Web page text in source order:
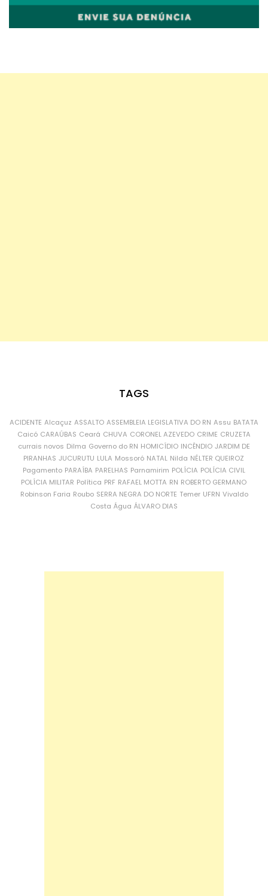
TAGS
ACIDENTE Alcaçuz ASSALTO ASSEMBLEIA LEGISLATIVA DO RN Assu BATATA
Caicó CARAÚBAS Ceará CHUVA CORONEL AZEVEDO CRIME CRUZETA
currais novos Dilma Governo do RN HOMICÍDIO INCÊNDIO JARDIM DE
PIRANHAS JUCURUTU LULA Mossoró NATAL Nilda NÉLTER QUEIROZ
Pagamento PARAÍBA PARELHAS Parnamirim POLÍCIA POLÍCIA CIVIL
POLÍCIA MILITAR Política PRF RAFAEL MOTTA RN ROBERTO GERMANO
Robinson Faria Roubo SERRA NEGRA DO NORTE Temer UFRN Vivaldo
Costa Água ÁLVARO DIAS